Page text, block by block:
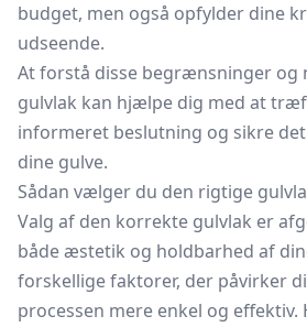
budget, men også opfylder dine
udseende.
At forstå disse begrænsninger og
gulvlak kan hjælpe dig med at
informeret beslutning og sikre
dine gulve.
Sådan vælger du den rigtige
Valg af den korrekte gulvlak er
både æstetik og holdbarhed af
forskellige faktorer, der påvirker
processen mere enkel og